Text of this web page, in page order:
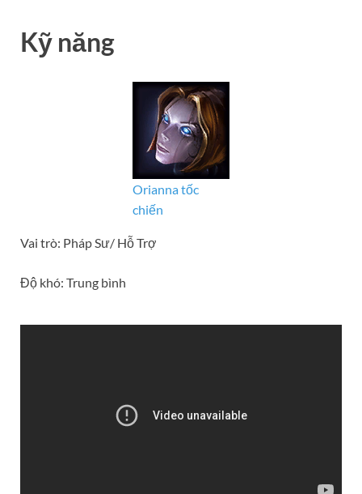
Kỹ năng
Orianna tốc
chiến
Vai trò: Pháp Sư/ Hỗ Trợ
Độ khó: Trung bình